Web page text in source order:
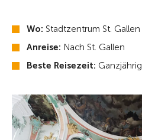
Wo: Stadtzentrum St. Gallen
Anreise: Nach St. Gallen
Beste Reisezeit: Ganzjährig